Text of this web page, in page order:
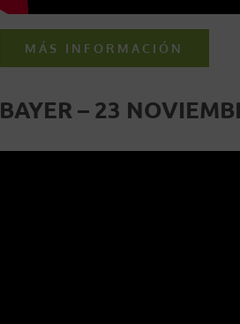
MÁS INFORMACIÓN
BAYER – 23